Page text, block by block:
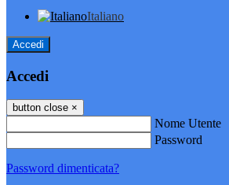
Italiano
Accedi
Accedi
button close ×
Nome Utente
Password
Password dimenticata?